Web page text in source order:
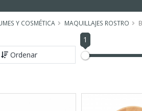
Y COSMÉTICA MAQUILLAJES ROSTRO
Ordenar
1